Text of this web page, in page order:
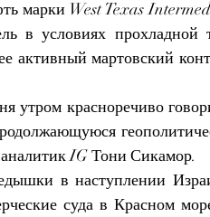
марки West Texas
в условиях прохладной
активный мартовский
утром красноречиво
IG Тони Сикамор.
в наступлении
суда в Красном